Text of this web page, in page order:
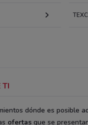
TI
dónde es posible
ofertas que se